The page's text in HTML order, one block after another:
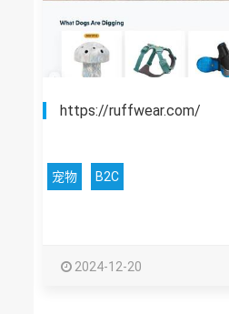
https://ruffwear.com/
宠物 B2C
2024-12-20